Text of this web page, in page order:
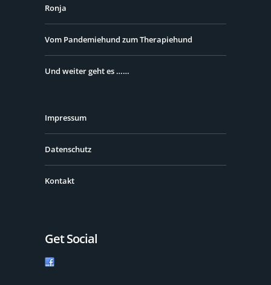
Ronja
Vom Pandemiehund zum Therapiehund
Und weiter geht es ……
Impressum
Datenschutz
Kontakt
Get Social